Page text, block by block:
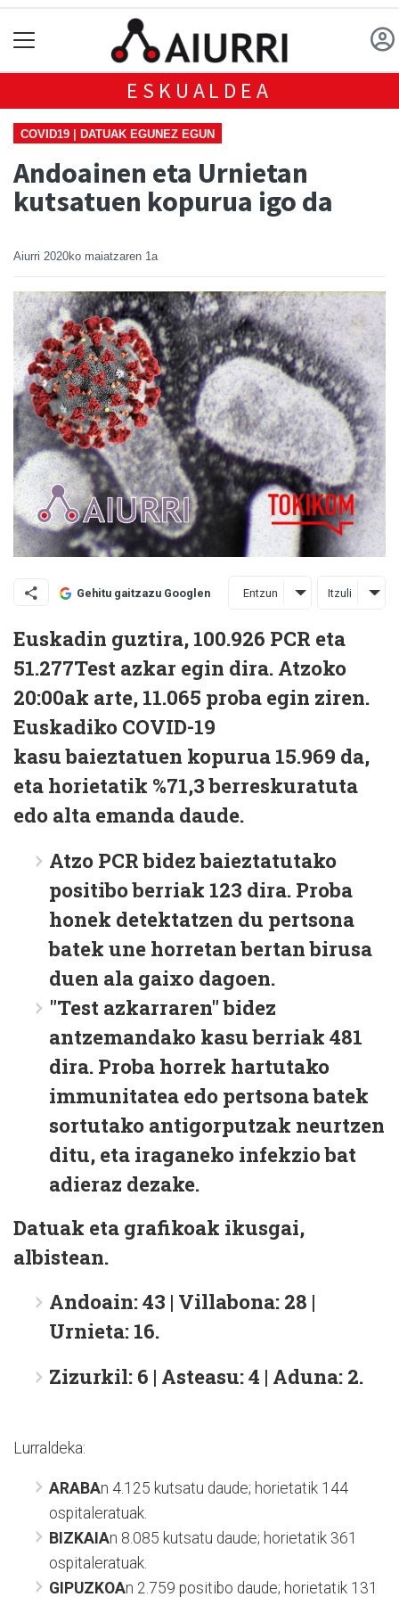
ESKUALDEA
COVID19 | DATUAK EGUNEZ EGUN
Andoainen eta Urnietan
kutsatuen kopurua igo da
Aiurri 2020ko maiatzaren 1a
Gehitu gaitzazu Googlen Entzun Itzuli
Euskadin guztira, 100.926 PCR eta
51.277Test azkar egin dira. Atzoko
20:00ak arte, 11.065 proba egin ziren.
Euskadiko COVID-19
kasubaieztatuen kopurua 15.969 da,
eta horietatik %71,3berreskuratuta
edo alta emanda daude.
Atzo PCR bidezbaieztatutako
positibo berriak 123 dira. Proba
honek detektatzen du pertsona
batek une horretan bertan birusa
duen ala gaixo dagoen.
"Test azkarraren" bidez
antzemandako kasu berriak 481
dira. Proba horrek hartutako
immunitatea edo pertsona batek
sortutako antigorputzak neurtzen
ditu, eta iraganeko infekzio bat
adieraz dezake.
Datuak eta grafikoak ikusgai,
albistean.
Andoain: 43 | Villabona: 28 |
Urnieta: 16.
Zizurkil: 6 | Asteasu: 4 | Aduna: 2.
Lurraldeka:
ARABAn 4.125 kutsatu daude; horietatik 144
ospitaleratuak.
BIZKAIAn 8.085 kutsatu daude; horietatik 361
ospitaleratuak.
GIPUZKOAn 2.759 positibo daude; horietatik 131